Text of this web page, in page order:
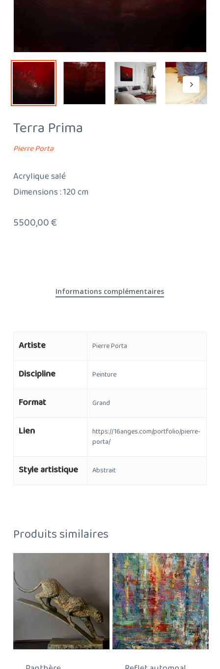
Terra Prima
Pierre Porta
Acrylique salé
Dimensions : 120 cm
5500,00€
Informations complémentaires
Artiste Pierre Porta
Discipline Peinture
Format Grand
Lien
https://16anges.com/portfolio/pierre-
porta/
Style artistique Abstrait
Produits similaires